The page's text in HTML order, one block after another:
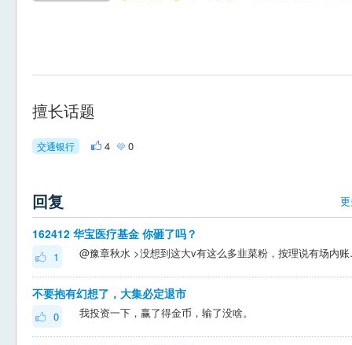
擅长话题
交通银行 4 0
回复
162412 华宝医疗基金 你砸了吗？
1 @豫章秋水 >没想到这大
不要抱有幻想了，大集必定退市
0 我投资一下，赢了得金币，输了没啥。